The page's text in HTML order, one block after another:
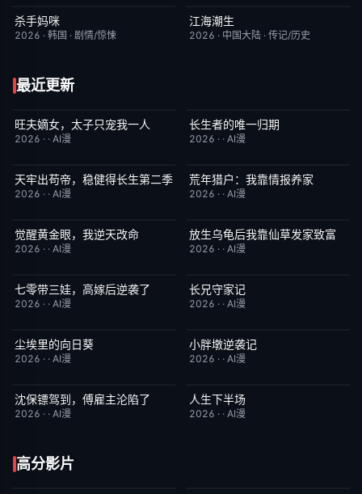
更新至第02集
杀手妈咪
2026 · 韩国 · 剧情/惊悚
更新至第26集
江海潮生
2026 · 中国大陆 · 传记/历史
最近更新
完结
旺夫嫡女，太子只宠我一人
2026 · · AI漫
完结
长生者的唯一归期
2026 · · AI漫
完结 8.0
天牢出苟帝，稳健得长生第二季
2026 · · AI漫
完结
荒年猎户：我靠情报养家
2026 · · AI漫
完结
觉醒黄金眼，我逆天改命
2026 · · AI漫
完结 10.0
放生乌龟后我靠仙草发家致富
2026 · · AI漫
完结
七零带三娃，高嫁后逆袭了
2026 · · AI漫
完结
长兄守家记
2026 · · AI漫
完结
尘埃里的向日葵
2026 · · AI漫
完结
小胖墩逆袭记
2026 · · AI漫
完结
沈保镖驾到，傅雇主沦陷了
2026 · · AI漫
完结
人生下半场
2026 · · AI漫
高分影片